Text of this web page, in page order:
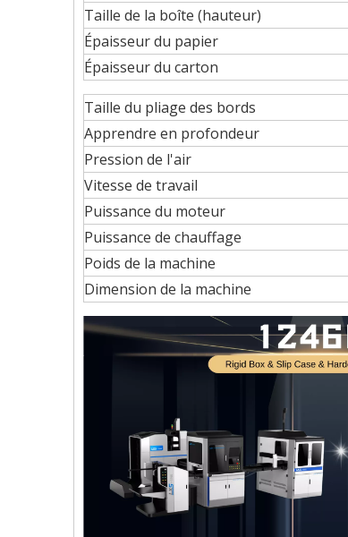
Taille de la boîte (hauteur)
Épaisseur du papier
Épaisseur du carton
Taille du pliage des bords
Apprendre en profondeur
Pression de l'air
Vitesse de travail
Puissance du moteur
Puissance de chauffage
Poids de la machine
Dimension de la machine